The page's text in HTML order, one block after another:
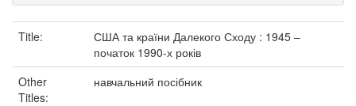
Title:
США та країни Далекого Сходу : 1945 –
початок 1990-х років
Other
Titles:
навчальний посібник